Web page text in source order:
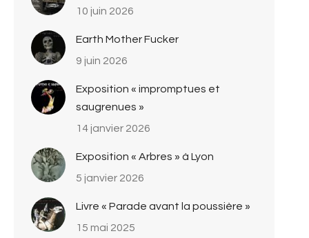
10 juin 2026
Earth Mother Fucker
9 juin 2026
Exposition « impromptues et
saugrenues »
14 janvier 2026
Exposition « Arbres » à Lyon
5 janvier 2026
Livre « Parade avant la poussière »
15 mai 2025